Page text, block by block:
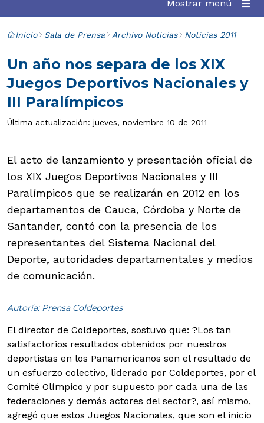
Mostrar menú
Inicio Sala de Prensa Archivo Noticias Noticias 2011
Un año nos separa de los XIX
Juegos Deportivos Nacionales y
III Paralímpicos
Última actualización: jueves, noviembre 10 de 2011
El acto de lanzamiento y presentación oficial de
los XIX Juegos Deportivos Nacionales y III
Paralímpicos que se realizarán en 2012 en los
departamentos de Cauca, Córdoba y Norte de
Santander, contó con la presencia de los
representantes del Sistema Nacional del
Deporte, autoridades departamentales y medios
de comunicación.
Autoría: Prensa Coldeportes
El director de Coldeportes, sostuvo que: ?Los tan
satisfactorios resultados obtenidos por nuestros
deportistas en los Panamericanos son el resultado de
un esfuerzo colectivo, liderado por Coldeportes, por el
Comité Olímpico y por supuesto por cada una de las
federaciones y demás actores del sector?, así mismo,
agregó que estos Juegos Nacionales, que son el inicio